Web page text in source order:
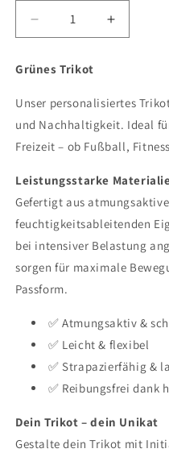
Verringere
die
für
Erhöhe
die
Grünes Trikot
Unser personalisiertes
und Nachhaltigkeit. Ideal
Freizeit – ob Fußball,
Leistungsstarke
Gefertigt aus
feuchtigkeitsableitenden
bei intensiver Belastung
sorgen für maximale
Passform.
✅ Atmungsaktiv &
✅ Leicht & flexibel
✅ Strapazierfähig &
✅ Reibungsfrei dank
Dein Trikot – dein Unikat
Gestalte dein Trikot mit